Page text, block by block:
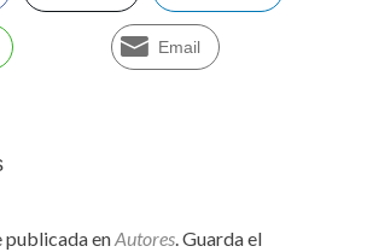
Email
publicada enAutores. Guarda el